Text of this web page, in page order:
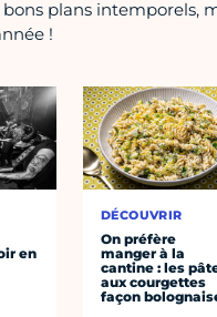
bons plans intemporels,
!
en
DÉCOUVRIR
On préfère
manger à la
cantine : les
aux courgettes
façon